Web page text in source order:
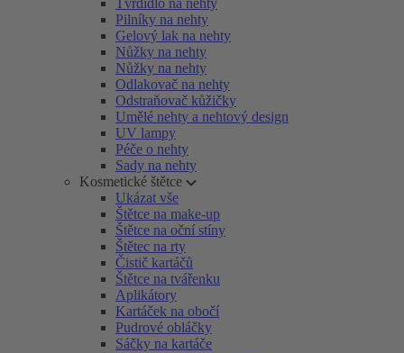
Tvrdidlo na nehty
Pilníky na nehty
Gelový lak na nehty
Nůžky na nehty
Nůžky na nehty
Odlakovač na nehty
Odstraňovač kůžičky
Umělé nehty a nehtový design
UV lampy
Péče o nehty
Sady na nehty
Kosmetické štětce
Ukázat vše
Štětce na make-up
Štětce na oční stíny
Štětec na rty
Čistič kartáčů
Štětce na tvářenku
Aplikátory
Kartáček na obočí
Pudrové obláčky
Sáčky na kartáče